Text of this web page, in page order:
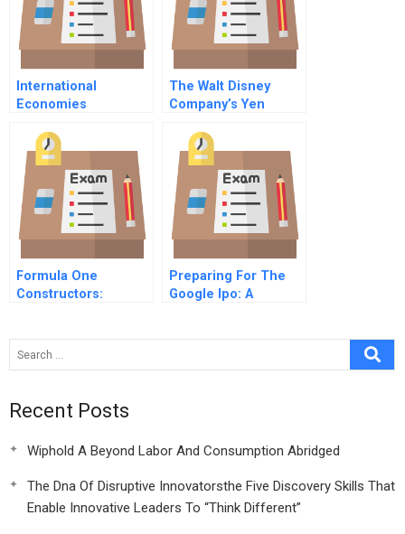
International
Economies
The Walt Disney
Company’s Yen
Formula One
Constructors:
Preparing For The
Google Ipo: A
Recent Posts
Wiphold A Beyond Labor And Consumption Abridged
The Dna Of Disruptive Innovatorsthe Five Discovery Skills That
Enable Innovative Leaders To “Think Different”